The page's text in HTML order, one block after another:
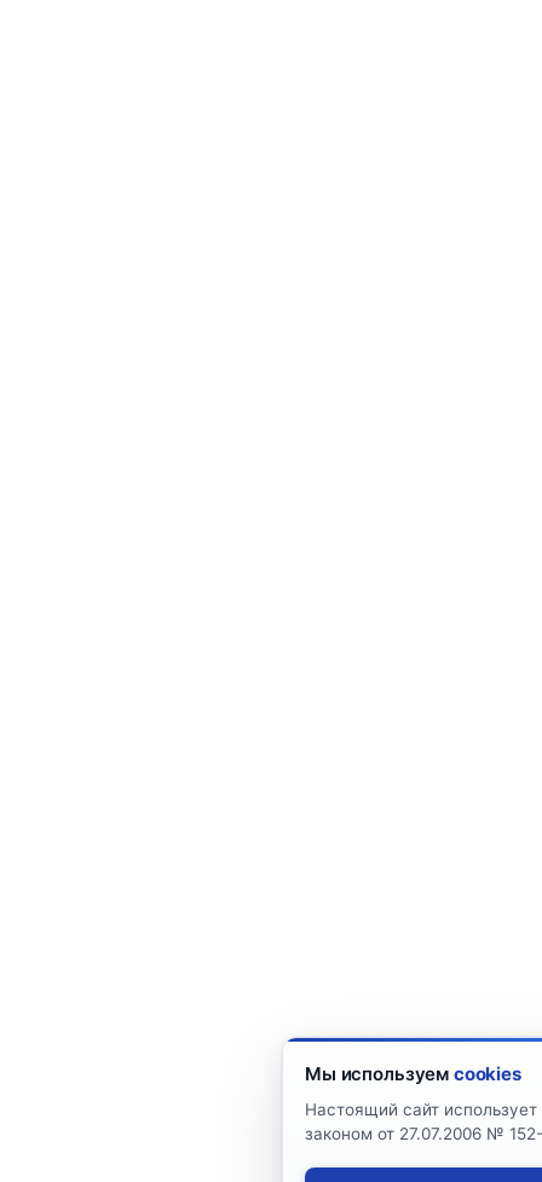
Мы используем cookies
Настоящий сайт
законом от 27.07.2006 №